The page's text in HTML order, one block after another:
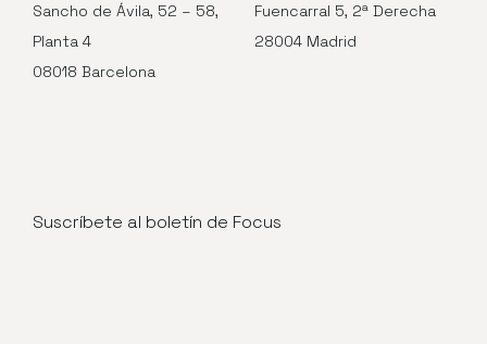
Sancho de Ávila, 52 – 58,
Planta 4
08018 Barcelona
Fuencarral 5, 2ª Derecha
28004 Madrid
Suscríbete al boletín de Focus